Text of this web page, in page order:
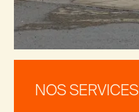
NOS SERVICES